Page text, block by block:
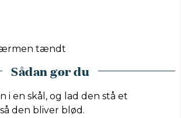
tændt
Sådan gør du
i en skål, og lad den stå et
den bliver blød.